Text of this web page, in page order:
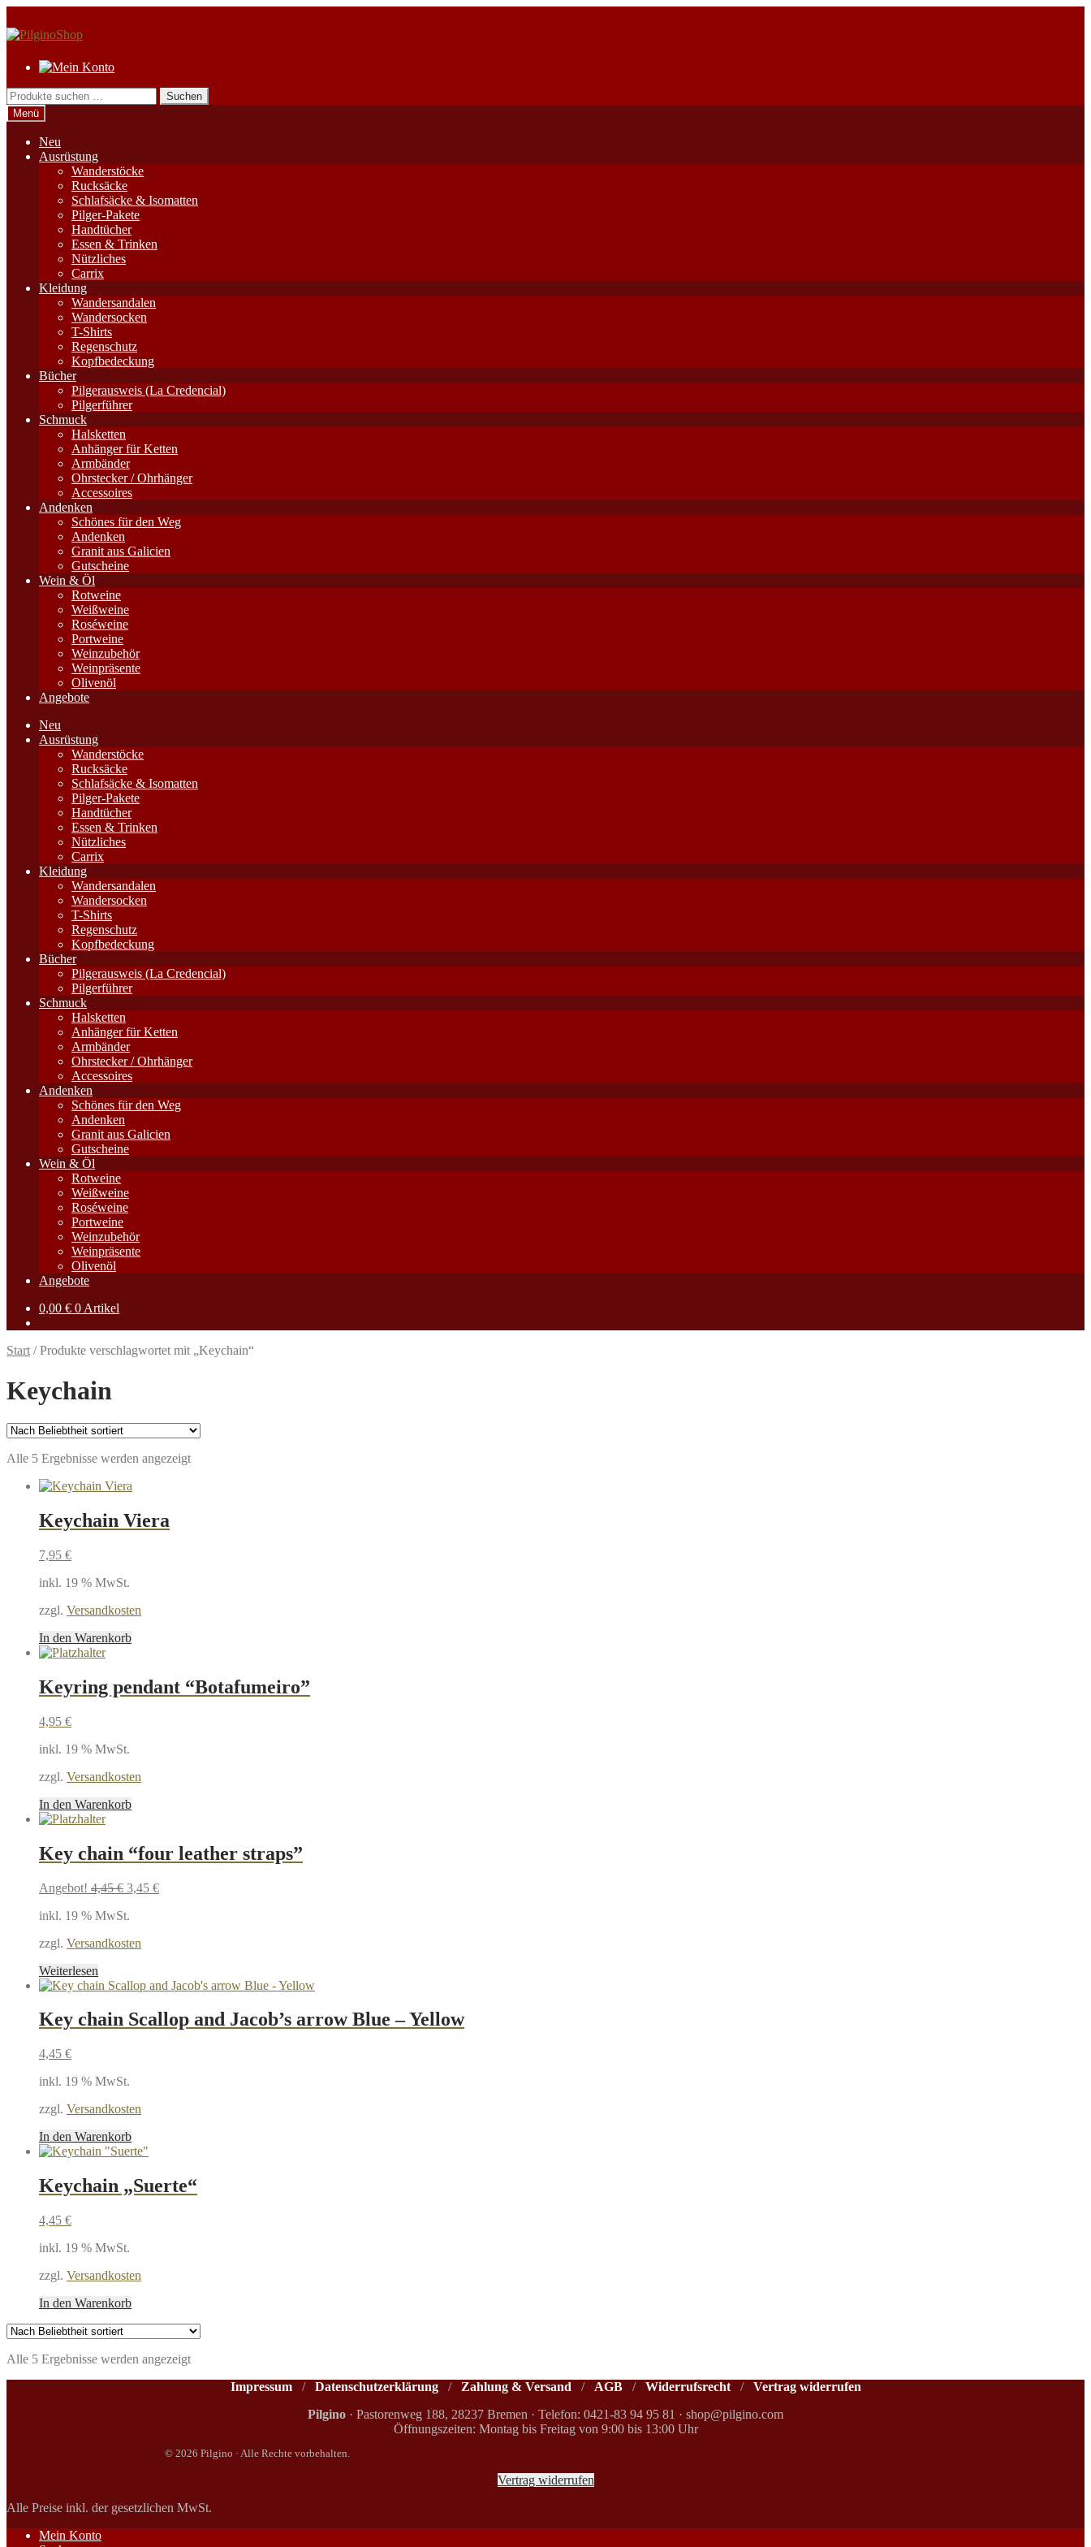
Zur
springen
Zum
springen
Suchen
nach:
Suchen
Menü
Neu
Ausrüstung
Wanderstöcke
Rucksäcke
Schlafsäcke & Isomatten
Pilger-Pakete
Handtücher
Essen & Trinken
Nützliches
Carrix
Kleidung
Wandersandalen
Wandersocken
T-Shirts
Regenschutz
Kopfbedeckung
Bücher
Pilgerausweis (La Credencial)
Pilgerführer
Schmuck
Halsketten
Anhänger für Ketten
Armbänder
Ohrstecker / Ohrhänger
Accessoires
Andenken
Schönes für den Weg
Andenken
Granit aus Galicien
Gutscheine
Wein & Öl
Rotweine
Weißweine
Roséweine
Portweine
Weinzubehör
Weinpräsente
Olivenöl
Angebote
Neu
Ausrüstung
Wanderstöcke
Rucksäcke
Schlafsäcke & Isomatten
Pilger-Pakete
Handtücher
Essen & Trinken
Nützliches
Carrix
Kleidung
Wandersandalen
Wandersocken
T-Shirts
Regenschutz
Kopfbedeckung
Bücher
Pilgerausweis (La Credencial)
Pilgerführer
Schmuck
Halsketten
Anhänger für Ketten
Armbänder
Ohrstecker / Ohrhänger
Accessoires
Andenken
Schönes für den Weg
Andenken
Granit aus Galicien
Gutscheine
Wein & Öl
Rotweine
Weißweine
Roséweine
Portweine
Weinzubehör
Weinpräsente
Olivenöl
Angebote
0,00 € 0 Artikel
Start /Produkte verschlagwortet mit „Keychain“
Keychain
Alle 5 Ergebnisse werden angezeigtNach
Keychain Viera
7,95 €
inkl. 19 % MwSt.
zzgl. Versandkosten
In den Warenkorb
Keyring pendant “Botafumeiro”
4,95 €
inkl. 19 % MwSt.
zzgl. Versandkosten
In den Warenkorb
Key chain “four leather straps”
Angebot! 4,45€ Ursprünglicher
war:
3,45 €Aktueller
inkl. 19 % MwSt.
zzgl. Versandkosten
Weiterlesen
Key chain Scallop and Jacob’s arrow Blue – Yellow
4,45 €
inkl. 19 % MwSt.
zzgl. Versandkosten
In den Warenkorb
Keychain „Suerte“
4,45 €
inkl. 19 % MwSt.
zzgl. Versandkosten
In den Warenkorb
Alle 5 Ergebnisse werden angezeigtNach
Impressum/ Datenschutzerklärung/ Zahlung & Versand / AGB/ Widerrufsrecht/ Vertrag widerrufen
Pilgino · Pastorenweg 188, 28237 Bremen · Telefon: 0421-83 94 95 81 · shop@pilgino.com
Öffnungszeiten: Montag bis Freitag von 9:00 bis 13:00 Uhr
© 2026 Pilgino · Alle Rechte vorbehalten.
Vertrag widerrufen
Alle Preise inkl. der gesetzlichen MwSt.
Mein Konto